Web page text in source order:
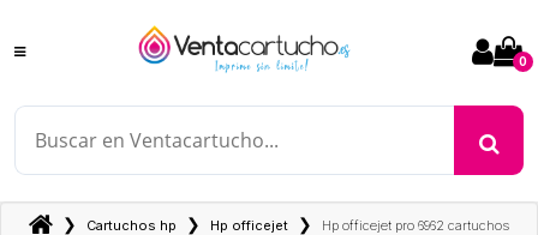
0
❯ Cartuchos hp ❯ Hp officejet ❯ Hp officejet pro 6962 cartuchos